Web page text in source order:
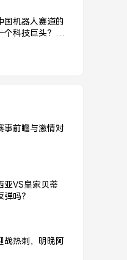
国机器人赛道的
个科技巨头？宇
事前瞻与激情对
亚VS皇家贝蒂
吗？
战热刺，明晚阿